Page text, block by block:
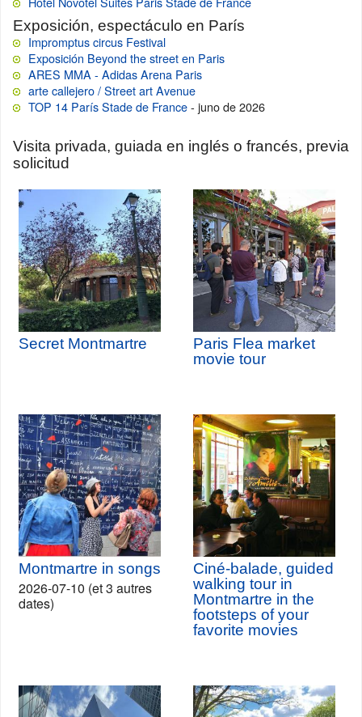
Exposición, espectáculo en París
Impromptus circus Festival
Exposición Beyond the street en Paris
ARES MMA - Adidas Arena Paris
arte callejero / Street art Avenue
TOP 14 París Stade de France- juno de 2026
Visita privada, guiada en inglés o francés, previa
solicitud
Secret Montmartre
Paris Flea market
movie tour
Montmartre in songs
2026-07-10 (et 3 autres
dates)
Ciné-balade, guided
walking tour in
Montmartre in the
footsteps of your
favorite movies